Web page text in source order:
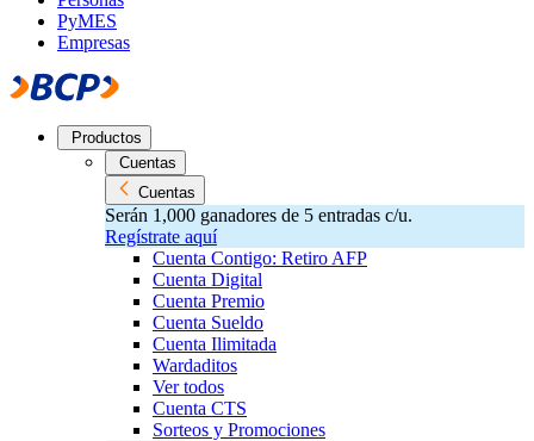
PyMES
Empresas
Productos
Cuentas
Cuentas
Serán 1,000 ganadores de 5 entradas c/u.
Regístrate aquí
Cuenta Contigo: Retiro AFP
Cuenta Digital
Cuenta Premio
Cuenta Sueldo
Cuenta Ilimitada
Wardaditos
Ver todos
Cuenta CTS
Sorteos y Promociones